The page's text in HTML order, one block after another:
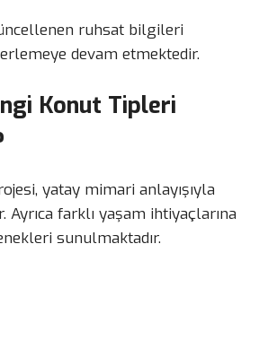
ruhsat bilgileri
devam etmektedir.
Konut Tipleri
yatay mimari anlayışıyla
farklı yaşam ihtiyaçlarına
sunulmaktadır.